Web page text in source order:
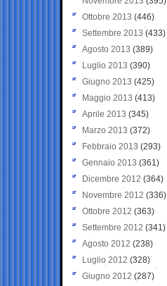
Ottobre 2013 (446)
Settembre 2013 (433)
Agosto 2013 (389)
Luglio 2013 (390)
Giugno 2013 (425)
Maggio 2013 (413)
Aprile 2013 (345)
Marzo 2013 (372)
Febbraio 2013 (293)
Gennaio 2013 (361)
Dicembre 2012 (364)
Novembre 2012 (336)
Ottobre 2012 (363)
Settembre 2012 (341)
Agosto 2012 (238)
Luglio 2012 (328)
Giugno 2012 (287)